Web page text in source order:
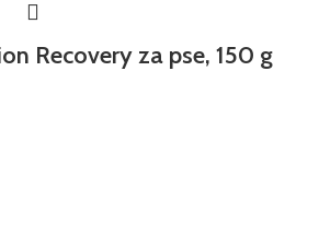
Recovery za pse, 150 g